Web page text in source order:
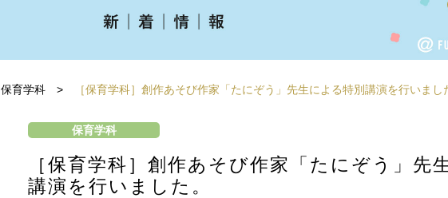
保育学科 > ［保育学科］創作あそび作家「たにぞう」先生による特別講演を行いまし
保育学科
［保育学科］創作あそび作家「たにぞう」先
講演を行いました。